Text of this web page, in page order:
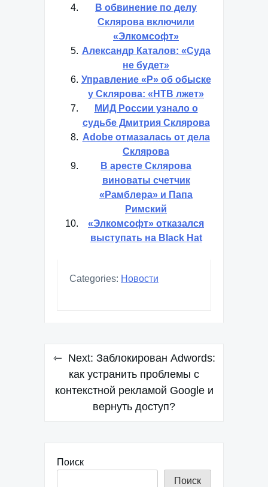
В обвинение по делу
Склярова включили
«Элкомсофт»
Александр Каталов: «Суда
не будет»
Управление «Р» об обыске
у Склярова: «НТВ лжет»
МИД России узнало о
судьбе Дмитрия Склярова
Adobe отмазалась от дела
Склярова
В аресте Склярова
виноваты счетчик
«Рамблера» и Папа
Римский
«Элкомсофт» отказался
выступать на Black Hat
Categories: Новости
Навигация
записям
Next: Заблокирован Adwords:
как устранить проблемы с
контекстной рекламой Google и
вернуть доступ?
Поиск
Поиск